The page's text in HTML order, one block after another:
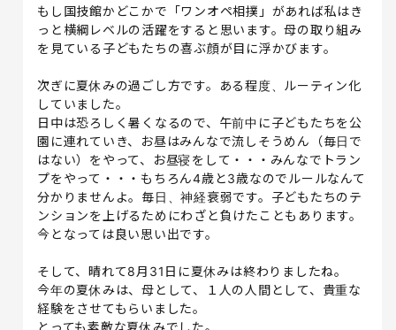
もし国技館かどこかで「ワンオペ相撲」があれば私はき
っと横綱レベルの活躍をすると思います。母の取り組み
を見ている子どもたちの喜ぶ顔が目に浮かびます。
次ぎに夏休みの過ごし方です。ある程度、ルーティン化
していました。
日中は恐ろしく暑くなるので、午前中に子どもたちを公
園に連れていき、お昼はみんなで流しそうめん（毎日で
はない）をやって、お昼寝をして・・・みんなでトラン
プをやって・・・もちろん4歳と3歳なのでルールなんて
分かりませんよ。毎日、神経衰弱です。子どもたちのテ
ンションを上げるためにわざと負けたこともあります。
今となっては良い思い出です。
そして、晴れて8月31日に夏休みは終わりましたね。
今年の夏休みは、母として、１人の人間として、貴重な
経験をさせてもらいました。
とっても素敵な夏休みでした。